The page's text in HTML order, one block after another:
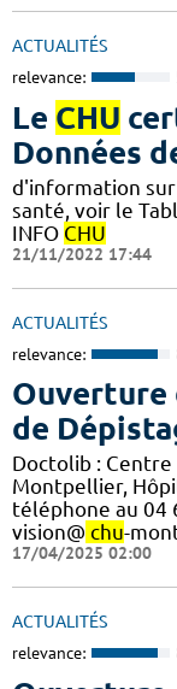
ACTUALITÉS
relevance:
Le CHU
Données
d'information
santé, voir le
INFO CHU
21/11/2022 17:44
ACTUALITÉS
relevance:
Ouverture
de
Doctolib :
Montpellier,
téléphone au 04
vision@ chu-
17/04/2025 02:00
ACTUALITÉS
relevance: